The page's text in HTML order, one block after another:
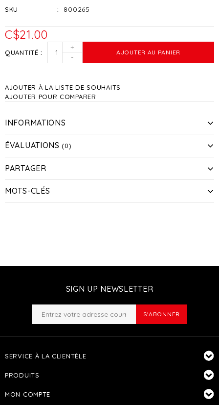
SKU 800265
C$21.00
QUANTITÉ
+
-
AJOUTER AU PANIER
AJOUTER À LA LISTE DE SOUHAITS
AJOUTER POUR COMPARER
INFORMATIONS
ÉVALUATIONS (0)
PARTAGER
MOTS-CLÉS
SIGN UP NEWSLETTER
S'ABONNER
SERVICE À LA CLIENTÈLE
PRODUITS
MON COMPTE